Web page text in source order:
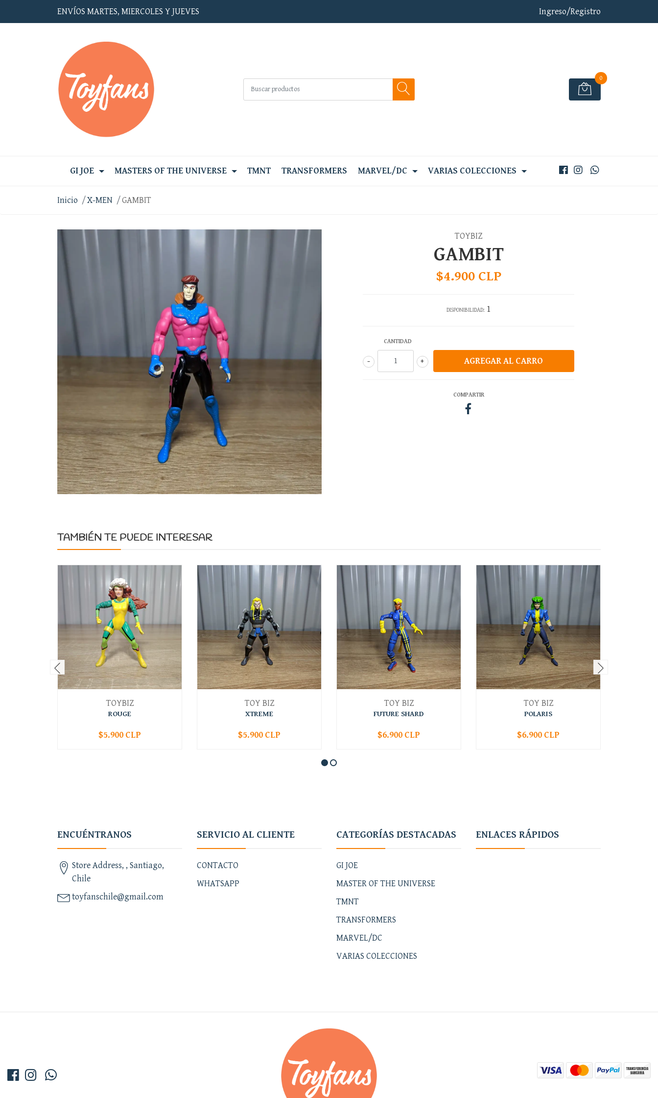
ENVÍOS MARTES, MIERCOLES Y JUEVES Ingreso/Registro
0
GI JOE MASTERS OF THE UNIVERSE TMNT TRANSFORMERS MARVEL/DC VARIAS COLECCIONES
Inicio X-MEN GAMBIT
TOYBIZ
GAMBIT
$4.900 CLP
DISPONIBILIDAD: 1
CANTIDAD
+
-
COMPARTIR
TAMBIÉN TE PUEDE INTERESAR
TOYBIZ
ROUGE
+
$5.900 CLP
TOY BIZ
XTREME
+
$5.900 CLP
TOY BIZ
FUTURE SHARD
+
$6.900 CLP
TOY BIZ
POLARIS
+
$6.900 CLP
ENCUÉNTRANOS
Store Address, , Santiago,
Chile
toyfanschile@gmail.com
SERVICIO AL CLIENTE
CONTACTO
WHATSAPP
CATEGORÍAS DESTACADAS
GI JOE
MASTER OF THE UNIVERSE
TMNT
TRANSFORMERS
MARVEL/DC
VARIAS COLECCIONES
ENLACES RÁPIDOS